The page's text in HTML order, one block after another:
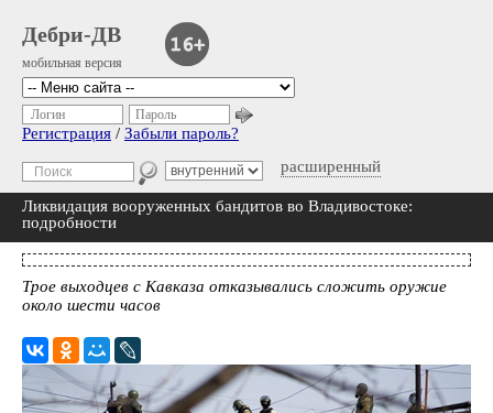
Дебри-ДВ
мобильная версия
расширенный
Логин Пароль
Регистрация / Забыли пароль?
Ликвидация вооруженных бандитов во Владивостоке:
подробности
Трое выходцев с Кавказа отказывались сложить оружие
около шести часов